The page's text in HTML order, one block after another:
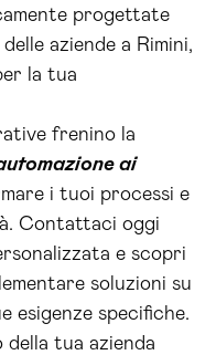
progettate
aziende a Rimini,
la tua
frenino la
ai
i tuoi processi e
Contattaci oggi
e scopri
soluzioni su
esigenze specifiche.
tua azienda